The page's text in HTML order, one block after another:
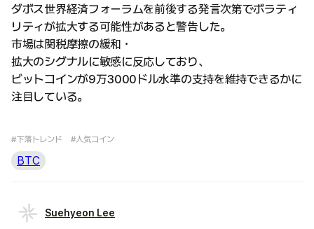
ダボス世界経済フォーラムを前後する発言次第でボラティ
リティが拡大する可能性があると警告した。
市場は関税摩擦の緩和・
拡大のシグナルに敏感に反応しており、
ビットコインが9万3000ドル水準の支持を維持できるかに
注目している。
#下落トレンド #人気コイン
BTC
Suehyeon Lee